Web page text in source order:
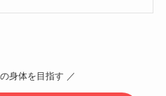
身体を目指す ／